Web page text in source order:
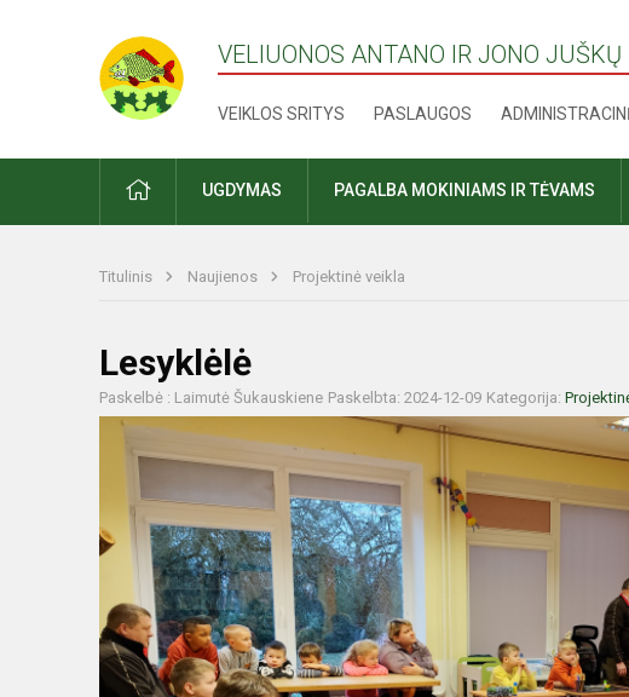
VELIUONOS ANTANO IR JONO
VEIKLOS SRITYS PASLAUGOS
PRADŽIAUGDYMAS PAGALBA MOKINIAMS IR TĖVAMS
Titulinis Naujienos Projektinė veikla
Lesyklėlė
Paskelbė : Laimutė Šukauskiene Paskelbta: 2024-12-09 Kategorija: